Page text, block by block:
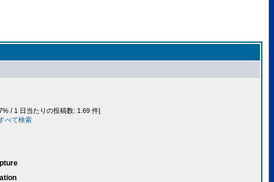
/ 1 日当たりの投稿数: 1.69 件]
べて検索